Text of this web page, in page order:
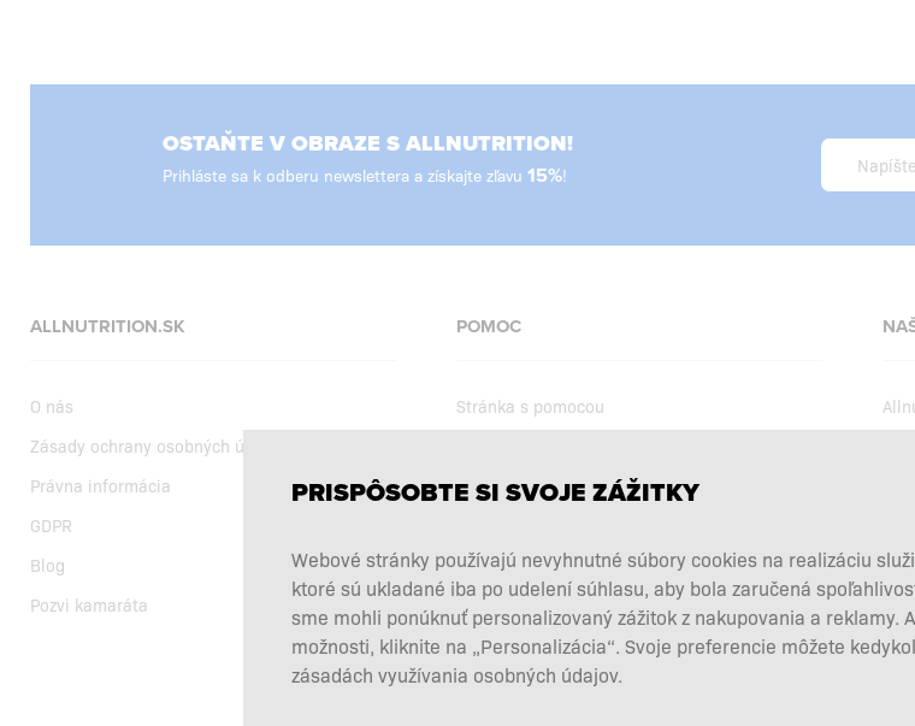
OSTAŇTE V OBRAZE S ALLNUTRITION!
Prihláste sa k odberu newslettera a získajte zľavu 15%!
ALLNUTRITION.SK
O nás
Zásady ochrany osobných údajov
Právna informácia
GDPR
Blog
Pozvi kamaráta
POMOC
Stránka s pomocou
Nákupné podmienky
Výber výživových doplnkov
Reklamácie a vrátenie tovaru
Odstúpiť od zmluvy tu
Kontakty
PRISPÔSOBTE SI SVOJE ZÁŽITKY
Webové stránky používajú nevyhnutné súbory cookies na realizáciu
ktoré sú ukladané iba po udelení súhlasu, aby bola zaručená
sme mohli ponúknuť personalizovaný zážitok z nakupovania a reklamy.
možnosti, kliknite na „Personalizácia“. Svoje preferencie môžete
zásadách využívania osobných údajov.